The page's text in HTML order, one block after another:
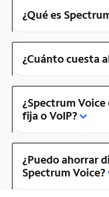
¿Qué es
¿Cuánto cuesta
¿Spectrum
fija o VoIP?
¿Puedo ahorrar
Spectrum Voice?